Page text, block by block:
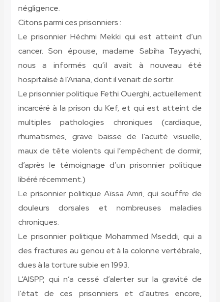
négligence.
Citons parmi ces prisonniers :
Le prisonnier Héchmi Mekki qui est atteint d’un
cancer. Son épouse, madame Sabiha Tayyachi,
nous a informés qu’il avait à nouveau été
hospitalisé à l’Ariana, dont il venait de sortir.
Le prisonnier politique Fethi Ouerghi, actuellement
incarcéré à la prison du Kef, et qui est atteint de
multiples pathologies chroniques (cardiaque,
rhumatismes, grave baisse de l’acuité visuelle,
maux de tête violents qui l’empêchent de dormir,
d’après le témoignage d’un prisonnier politique
libéré récemment.)
Le prisonnier politique Aïssa Amri, qui souffre de
douleurs dorsales et nombreuses maladies
chroniques.
Le prisonnier politique Mohammed Mseddi, qui a
des fractures au genou et à la colonne vertébrale,
dues à la torture subie en 1993.
L’AISPP, qui n’a cessé d’alerter sur la gravité de
l’état de ces prisonniers et d’autres encore,